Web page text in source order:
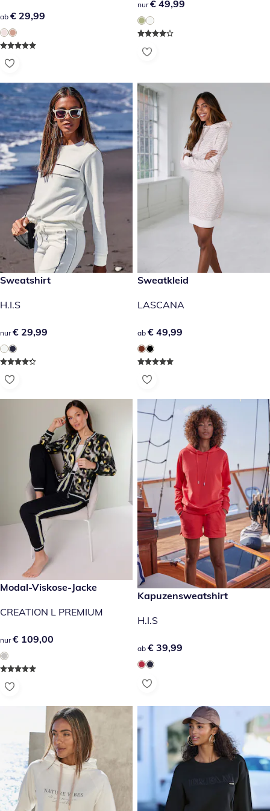
€ 29,99
ab € 29,99
€ 49,99
nur € 49,99
€ 29,99
Sweatshirt
H.I.S
€ 29,99
nur € 29,99
€ 49,99
Sweatkleid
LASCANA
€ 49,99
ab € 49,99
€ 109,00
Modal-Viskose-Jacke
CREATION L PREMIUM
€ 109,00
nur € 109,00
€ 39,99
Kapuzensweatshirt
H.I.S
€ 39,99
ab € 39,99